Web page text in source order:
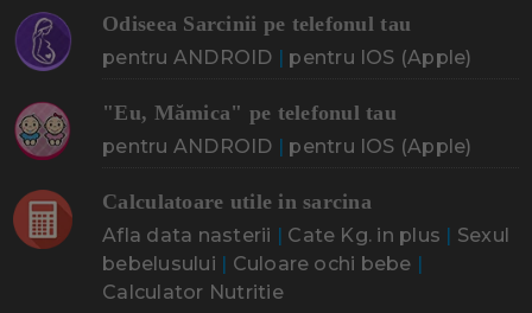
Odiseea Sarcinii pe telefonul tau
pentru ANDROID | pentru IOS (Apple)
"Eu, Mămica" pe telefonul tau
pentru ANDROID | pentru IOS (Apple)
Calculatoare utile in sarcina
Afla data nasterii | Cate Kg. in plus | Sexul
bebelusului | Culoare ochi bebe |
Calculator Nutritie